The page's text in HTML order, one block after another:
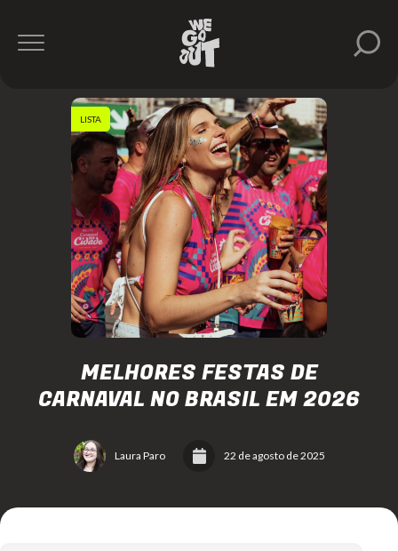
MELHORES FESTAS DE
CARNAVAL NO BRASIL EM 2026
Laura Paro 22 de agosto de 2025
LISTA